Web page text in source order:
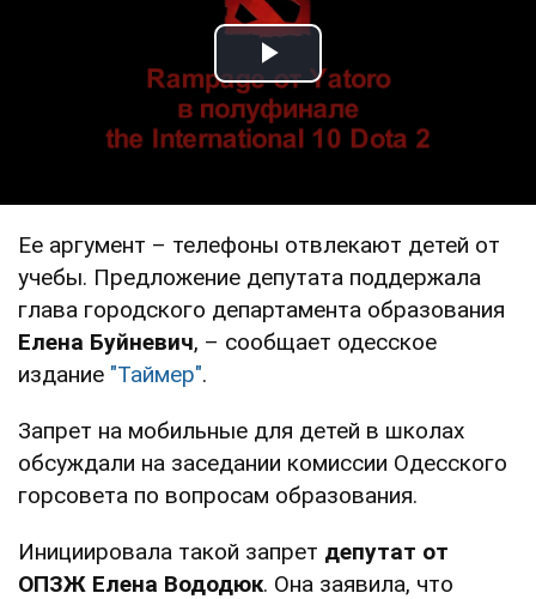
Play Video
Ее аргумент – телефоны отвлекают детей от
учебы. Предложение депутата поддержала
глава городского департамента образования
Елена Буйневич, – сообщает одесское
издание "Таймер".
Запрет на мобильные для детей в школах
обсуждали на заседании комиссии Одесского
горсовета по вопросам образования.
Инициировала такой запрет депутат от
ОПЗЖ Елена Вододюк. Она заявила, что